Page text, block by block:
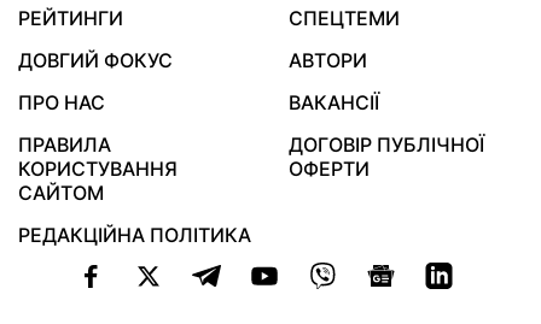
РЕЙТИНГИ
СПЕЦТЕМИ
ДОВГИЙ ФОКУС
АВТОРИ
ПРО НАС
ВАКАНСІЇ
ПРАВИЛА
КОРИСТУВАННЯ
САЙТОМ
ДОГОВІР ПУБЛІЧНОЇ
ОФЕРТИ
РЕДАКЦІЙНА ПОЛІТИКА